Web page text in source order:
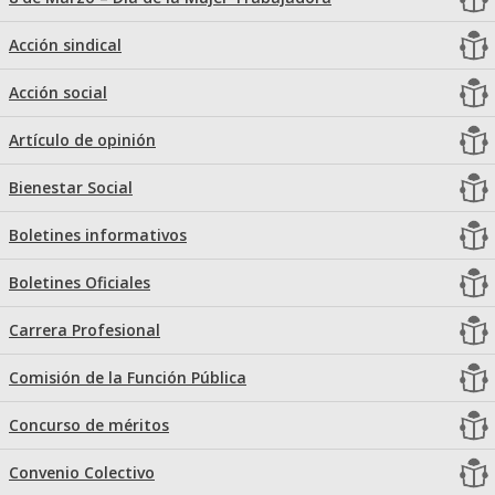
Acción sindical
Acción social
Artículo de opinión
Bienestar Social
Boletines informativos
Boletines Oficiales
Carrera Profesional
Comisión de la Función Pública
Concurso de méritos
Convenio Colectivo